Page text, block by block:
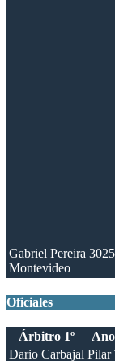
Gabriel Pereira
Montevideo
Oficiales
Árbitro 1º
Dario Carbajal Pilar